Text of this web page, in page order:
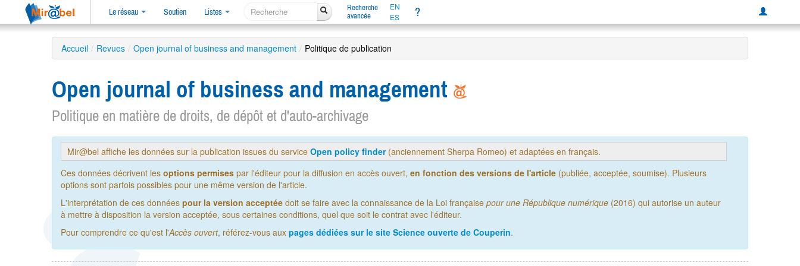
Le réseau Soutien Listes
Recherche
avancée
EN
ES
?
Accueil / Revues / Open journal of business and management / Politique de publication
Open journal of business and management
Politique en matière de droits, de dépôt et d'auto-archivage
Mir@bel affiche les données sur la publication issues du service Open policy finder(anciennement Sherpa Romeo) et adaptées en français.
Ces données décrivent les options permises par l'éditeur pour la diffusion en accès ouvert, en fonction des versions de l'article (publiée, acceptée, soumise). Plusieurs
options sont parfois possibles pour une même version de l'article.
L'interprétation de ces données pour la version acceptée doit se faire avec la connaissance de la Loi française pour une République numérique (2016) qui autorise un auteur
à mettre à disposition la version acceptée, sous certaines conditions, quel que soit le contrat avec l'éditeur.
Pour comprendre ce qu'est l'Accès ouvert, référez-vous aux pages dédiées sur le site Science ouverte de Couperin.